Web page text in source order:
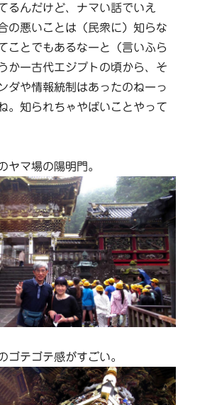
るんだけど、ナマい話でいえ
の悪いことは（民衆に）知らな
ことでもあるなーと（言いふら
かー古代エジプトの頃から、そ
ダや情報統制はあったのねーっ
。知られちゃやばいことやって
ヤマ場の陽明門。
ゴテゴテ感がすごい。